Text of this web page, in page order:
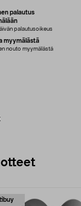
palautus
palautusoikeus
myymälästä
nouto myymälästä